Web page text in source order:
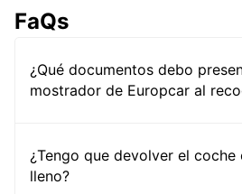
FaQs
¿Qué documentos debo
mostrador de Europcar al
¿Tengo que devolver el
lleno?